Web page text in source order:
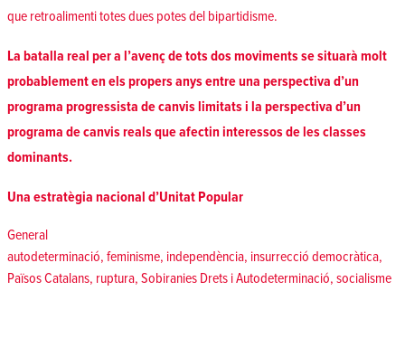
que retroalimenti totes dues potes del bipartidisme.
La batalla real per a l’avenç de tots dos moviments se situarà molt
probablement en els propers anys entre una perspectiva d’un
programa progressista de canvis limitats i la perspectiva d’un
programa de canvis reals que afectin interessos de les classes
dominants.
Una estratègia nacional d’Unitat Popular
Posted in
General
Tags:
autodeterminació, feminisme, independència, insurrecció democràtica,
Països Catalans, ruptura, Sobiranies Drets i Autodeterminació, socialisme